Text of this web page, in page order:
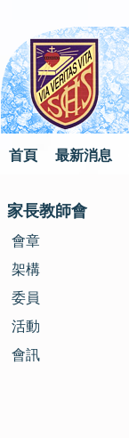
首頁 最新消息
家長教師會
會章
架構
委員
活動
會訊